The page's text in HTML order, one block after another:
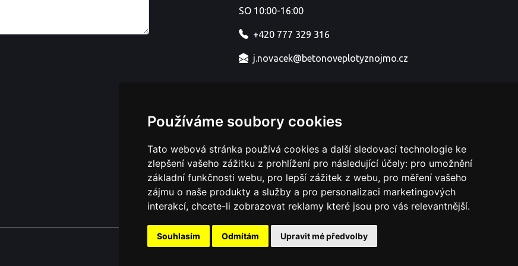
Používáme soubory cookies
Tato webová stránka používá cookies a další sledovací technologie ke
zlepšení vašeho zážitku z prohlížení pro následující účely: pro umožnění
základní funkčnosti webu, pro lepší zážitek z webu, pro měření vašeho
zájmu o naše produkty a služby a pro personalizaci marketingových
interakcí, chcete-li zobrazovat reklamy které jsou pro vás relevantnější.
Souhlasím Odmítám Upravit mé předvolby
SO 10:00-16:00
+420 777 329 316
j.novacek@betonoveplotyznojmo.cz